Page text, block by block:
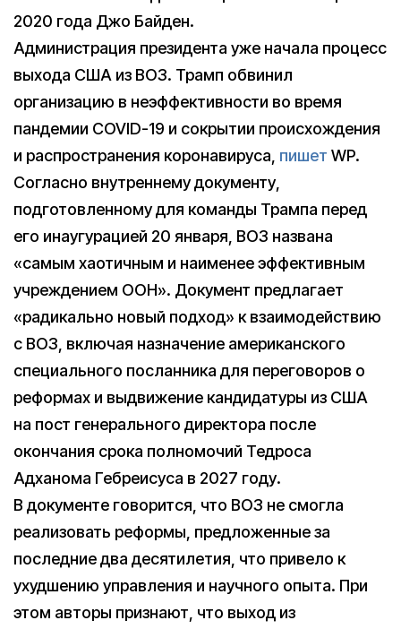
2020 года Джо Байден.
Администрация президента уже начала процесс
выхода США из ВОЗ. Трамп обвинил
организацию в неэффективности во время
пандемии COVID-19 и сокрытии происхождения
и распространения коронавируса, пишет WP.
Согласно внутреннему документу,
подготовленному для команды Трампа перед
его инаугурацией 20 января, ВОЗ названа
«самым хаотичным и наименее эффективным
учреждением ООН». Документ предлагает
«радикально новый подход» к взаимодействию
с ВОЗ, включая назначение американского
специального посланника для переговоров о
реформах и выдвижение кандидатуры из США
на пост генерального директора после
окончания срока полномочий Тедроса
Адханома Гебреисуса в 2027 году.
В документе говорится, что ВОЗ не смогла
реализовать реформы, предложенные за
последние два десятилетия, что привело к
ухудшению управления и научного опыта. При
этом авторы признают, что выход из